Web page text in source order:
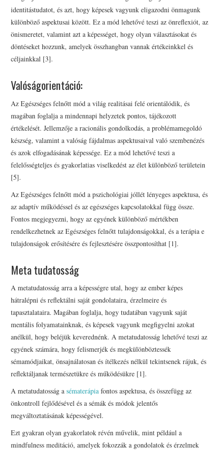
identitástudatot, és azt, hogy képesek vagyunk eligazodni önmagunk
különböző aspektusai között. Ez a mód lehetővé teszi az önreflexiót, az
önismeretet, valamint azt a képességet, hogy olyan választásokat és
döntéseket hozzunk, amelyek összhangban vannak értékeinkkel és
céljainkkal [3].
Valóságorientáció:
Az Egészséges felnőtt mód a világ realitásai felé orientálódik, és
magában foglalja a mindennapi helyzetek pontos, tájékozott
értékelését. Jellemzője a racionális gondolkodás, a problémamegoldó
készség, valamint a valóság fájdalmas aspektusaival való szembenézés
és azok elfogadásának képessége. Ez a mód lehetővé teszi a
felelősségteljes és gyakorlatias viselkedést az élet különböző területein
[5].
Az Egészséges felnőtt mód a pszichológiai jóllét lényeges aspektusa, és
az adaptív működéssel és az egészséges kapcsolatokkal függ össze.
Fontos megjegyezni, hogy az egyének különböző mértékben
rendelkezhetnek az Egészséges felnőtt tulajdonságokkal, és a terápia e
tulajdonságok erősítésére és fejlesztésére összpontosíthat [1].
Meta tudatosság
A metatudatosság arra a képességre utal, hogy az ember képes
hátralépni és reflektálni saját gondolataira, érzelmeire és
tapasztalataira. Magában foglalja, hogy tudatában vagyunk saját
mentális folyamatainknak, és képesek vagyunk megfigyelni azokat
anélkül, hogy beléjük keverednénk. A metatudatosság lehetővé teszi az
egyének számára, hogy felismerjék és megkülönböztessék
sémamódjaikat, önsajnálatosan és ítélkezés nélkül tekintsenek rájuk, és
reflektáljanak természetükre és működésükre [1].
A metatudatosság asématerápiafontos aspektusa, és összefügg az
önkontroll fejlődésével és a sémák és módok jelentős
megváltoztatásának képességével.
Ezt gyakran olyan gyakorlatok révén művelik, mint például a
mindfulness meditáció, amelyek fokozzák a gondolatok és érzelmek